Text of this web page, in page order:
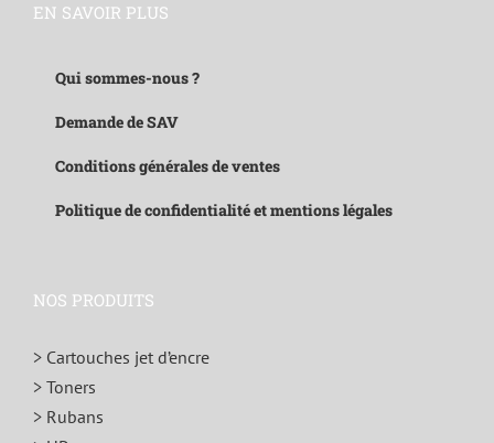
EN SAVOIR PLUS
Qui sommes-nous ?
Demande de SAV
Conditions générales de ventes
Politique de confidentialité et mentions légales
NOS PRODUITS
> Cartouches jet d’encre
> Toners
> Rubans